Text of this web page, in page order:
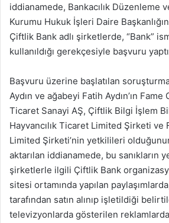
iddianamede, Bankacılık Düzenleme
Kurumu Hukuk İşleri Daire
Çiftlik Bank adlı şirketlerde, “Bank”
kullanıldığı gerekçesiyle başvuru
Başvuru üzerine başlatılan
Aydın ve ağabeyi Fatih Aydın’ın Fame
Ticaret Sanayi AŞ, Çiftlik Bilgi İşlem
Hayvancılık Ticaret Limited Şirketi ve
Limited Şirketi’nin yetkilileri
aktarılan iddianamede, bu sanıkların
şirketlerle ilgili Çiftlik Bank
sitesi ortamında yapılan
tarafından satın alınıp işletildiği
televizyonlarda gösterilen